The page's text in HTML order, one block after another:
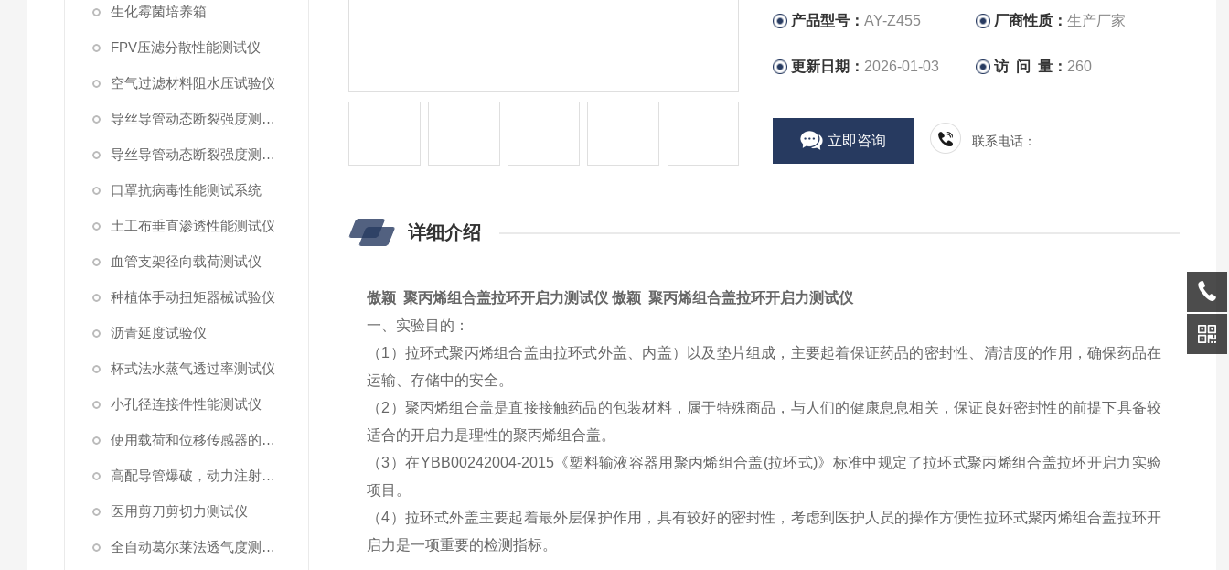
生化霉菌培养箱
FPV压滤分散性能测试仪
空气过滤材料阻水压试验仪
导丝导管动态断裂强度测试仪 （峰值拉力）
导丝导管动态断裂强度测试仪
口罩抗病毒性能测试系统
土工布垂直渗透性能测试仪
血管支架径向载荷测试仪
种植体手动扭矩器械试验仪
沥青延度试验仪
杯式法水蒸气透过率测试仪
小孔径连接件性能测试仪
使用载荷和位移传感器的塑料高速穿刺特性测试仪
高配导管爆破，动力注射中流量及压力测试仪
医用剪刀剪切力测试仪
全自动葛尔莱法透气度测试仪
产品型号： AY-Z455 厂商性质：生产厂家
更新日期： 2026-01-03 访 问 量： 260
立即咨询 联系电话：
详细介绍
傲颖 聚丙烯组合盖拉环开启力测试仪 傲颖 聚丙烯组合盖拉环开启力测试仪
一 、实验目的：
（1 ）拉环式聚丙烯组合盖由拉环式外盖、内盖）以及垫片组成，主要起着保证药品的密封性、清洁度的作用，确保药品在
运输、存储中的安全。
（2 ）聚丙烯组合盖是直接接触药品的包装材料，属于特殊商品，与人们的健康息息相关，保证良好密封性的前提下具备较
适合的开启力是理性的聚丙烯组合盖。
（3）在YBB00242004-2015《塑料输液容器用聚丙烯组合盖(拉环式)》标准中规定了拉环式聚丙烯组合盖拉环开启力实验
项目。
（4）拉环式外盖主要起着最外层保护作用，具有较好的密封性，考虑到医护人员的操作方便性拉环式聚丙烯组合盖拉环开
启力是一项重要的检测指标。